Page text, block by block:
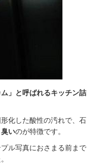
」と呼ばれるキッチン詰
化した酸性の汚れで、石
いのが特徴です。
ル写真におさまる前まで